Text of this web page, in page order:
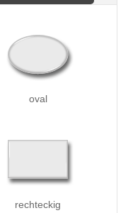
oval
rechteckig